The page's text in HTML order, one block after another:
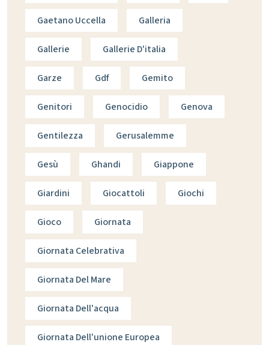
Gaetano Uccella Galleria
Gallerie Gallerie D'italia
Garze Gdf Gemito
Genitori Genocidio Genova
Gentilezza Gerusalemme
Gesù Ghandi Giappone
Giardini Giocattoli Giochi
Gioco Giornata
Giornata Celebrativa
Giornata Del Mare
Giornata Dell'acqua
Giornata Dell'unione Europea